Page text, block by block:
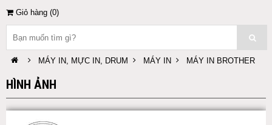
Giỏ hàng (0)
MÁY IN, MỰC IN, DRUM MÁY IN MÁY IN BROTHER
HÌNH ẢNH